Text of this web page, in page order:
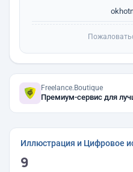
Freelance.Boutique
Премиум-сервис для
Иллюстрация и Цифровое
9